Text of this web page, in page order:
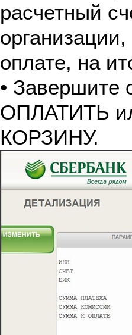
расчетный
оплате, на
• Завершите
ОПЛАТИТЬ
КОРЗИНУ.